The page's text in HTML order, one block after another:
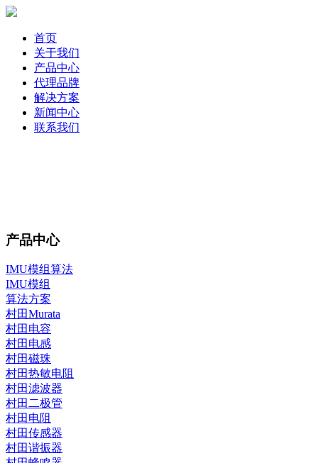
首页
关于我们
产品中心
代理品牌
解决方案
新闻中心
联系我们
产品中心
IMU模组算法
IMU模组
算法方案
村田Murata
村田电容
村田电感
村田磁珠
村田热敏电阻
村田滤波器
村田二极管
村田电阻
村田传感器
村田谐振器